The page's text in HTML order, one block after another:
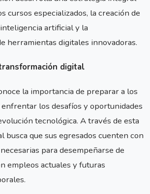
cursos especializados, la creación de
artificial y la
herramientas digitales innovadoras.
digital
la importancia de preparar a los
los desafíos y oportunidades
tecnológica. A través de esta
busca que sus egresados cuenten con
para desempeñarse de
empleos actuales y futuras